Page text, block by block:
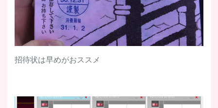
招待状は早めがおススメ